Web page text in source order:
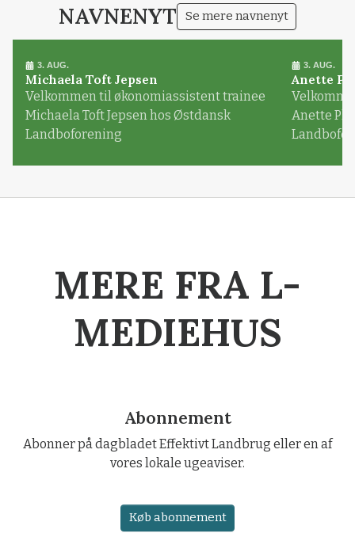
NAVNENYT Se mere navnenyt
3. AUG.
Michaela Toft Jepsen
Velkommen til økonomiassistent trainee
Michaela Toft Jepsen hos Østdansk
Landboforening
3. AUG.
Anette
Anette
MERE FRA L-
MEDIEHUS
Abonnement
Abonner på dagbladet Effektivt Landbrug eller en af
vores lokale ugeaviser.
Køb abonnement